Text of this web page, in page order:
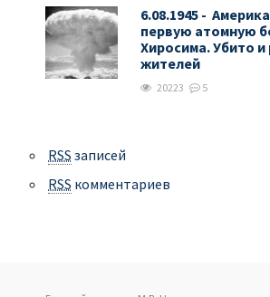
6.08.1945 -
первую атомную
Хиросима. Убито и
жителей
20223 5
RSS записей
RSS комментариев